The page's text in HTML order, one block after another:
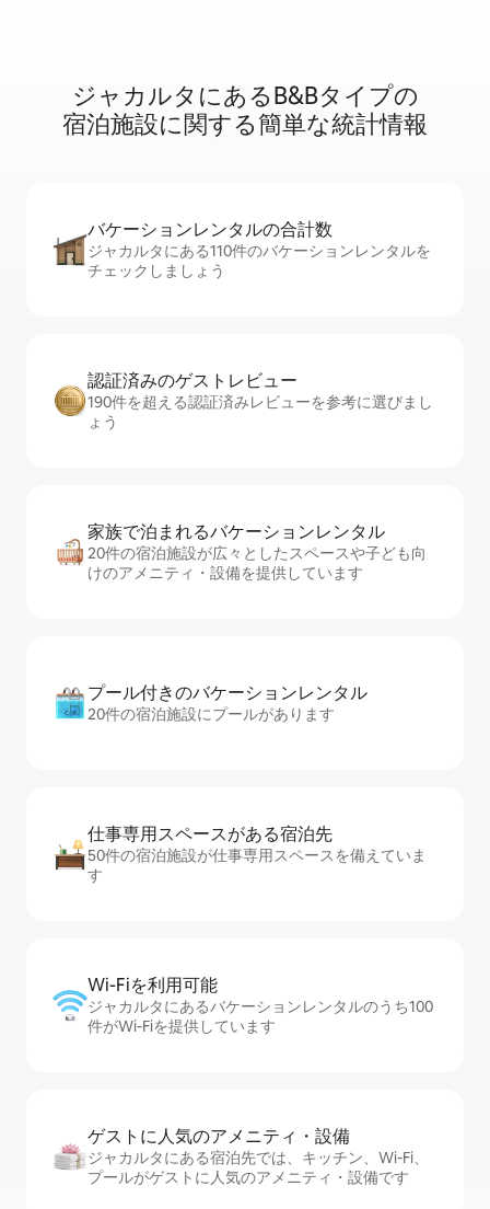
ジャカルタに⁠あ⁠るB&B⁠タ⁠イ⁠プ⁠の
宿⁠泊⁠施⁠設⁠に関⁠す⁠る簡⁠単⁠な統⁠計⁠情⁠報
バケーションレ⁠ン⁠タ⁠ル⁠の合⁠計⁠数
ジャカルタにある110件のバケーションレンタルを
チェックしましょう
認証済みのゲ⁠ス⁠ト⁠レ⁠ビ⁠ュ⁠ー
190件を超える認証済みレビューを参考に選びまし
ょう
家族で泊まれるバ⁠ケ⁠ー⁠シ⁠ョ⁠ンレ⁠ン⁠タ⁠ル
20件の宿泊施設が広々としたスペースや子ども向
けのアメニティ・設備を提供しています
プール付きのバ⁠ケ⁠ー⁠シ⁠ョ⁠ンレ⁠ン⁠タ⁠ル
20件の宿泊施設にプールがあります
仕事専用ス⁠ペ⁠ー⁠スがあ⁠る宿⁠泊⁠先
50件の宿泊施設が仕事専用スペースを備えていま
す
Wi-Fiを利⁠用⁠可⁠能
ジャカルタにあるバケーションレンタルのうち100
件がWi-Fiを提供しています
ゲストに人⁠気⁠のア⁠メ⁠ニ⁠テ⁠ィ・設⁠備
ジャカルタにある宿泊先では、キッチン、Wi-Fi、
プールがゲストに人気のアメニティ・設備です